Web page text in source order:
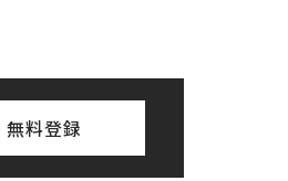
無料登録